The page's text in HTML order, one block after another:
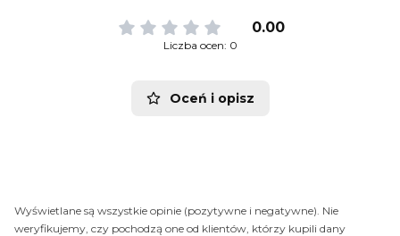
0.00
Liczba ocen: 0
Oceń i opisz
Wyświetlane są wszystkie opinie (pozytywne i negatywne). Nie
weryfikujemy, czy pochodzą one od klientów, którzy kupili dany